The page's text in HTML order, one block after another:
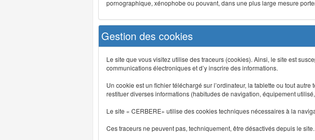
pornographique, xénophobe ou pouvant, dans une plus large mesure
Gestion des cookies
Le site que vous visitez utilise des traceurs (cookies). Ainsi, le site est
communications électroniques et d’y inscrire des informations.
Un cookie est un fichier téléchargé sur l’ordinateur, la tablette ou tout
restituer diverses informations (habitudes de navigation, équipement
Le site « CERBERE» utilise des cookies techniques nécessaires à la
Ces traceurs ne peuvent pas, techniquement, être désactivés depuis le site.